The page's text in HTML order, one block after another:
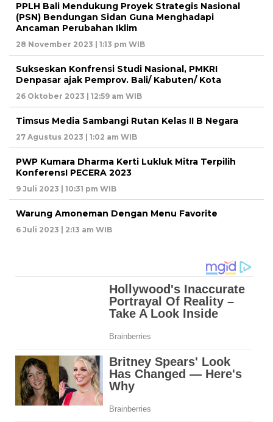
PPLH Bali Mendukung Proyek Strategis Nasional
(PSN) Bendungan Sidan Guna Menghadapi
Ancaman Perubahan Iklim
28 November 2023 | 1:13 pm WIB
Sukseskan Konfrensi Studi Nasional, PMKRI
Denpasar ajak Pemprov. Bali/ Kabuten/ Kota
26 Oktober 2023 | 12:59 am WIB
Timsus Media Sambangi Rutan Kelas II B Negara
27 Agustus 2023 | 1:02 am WIB
PWP Kumara Dharma Kerti Lukluk Mitra Terpilih
KonferensI PECERA 2023
9 Juli 2023 | 10:31 pm WIB
Warung Amoneman Dengan Menu Favorite
6 Juli 2023 | 2:13 am WIB